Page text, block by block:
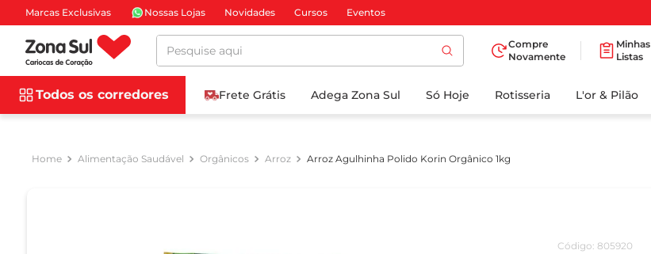
Marcas Exclusivas Nossas Lojas Novidades Cursos Eventos
Pesquise aqui
Compre
Novamente
Minhas
Listas
Todos os corredores Frete Grátis Adega Zona Sul Só Hoje Rotisseria L'or & Pilão
Alimentação Saudável Orgânicos Arroz Arroz Agulhinha Polido Korin Orgânico 1kg
Código: 805920
BUSCADOS